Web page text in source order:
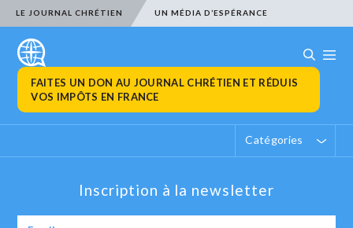
LE JOURNAL CHRÉTIEN UN MÉDIA D’ESPÉRANCE
FAITES UN DON AU JOURNAL CHRÉTIEN ET RÉDUIS
VOS IMPÔTS EN FRANCE
Catégories
Inscription à la newsletter